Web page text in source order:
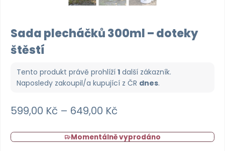
Sada plecháčků 300ml – doteky
štěstí
Tento produkt právě prohlíží 1 další zákazník.
Naposledy zakoupil/a kupující z ČR dnes.
599,00 Kč – 649,00 Kč
599,00 Kč
Momentálně vyprodáno